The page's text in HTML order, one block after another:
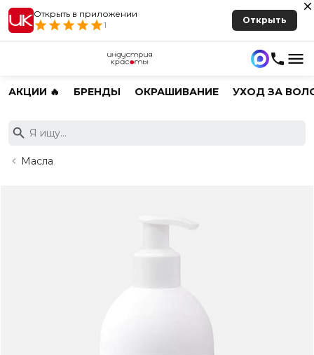
Открыть в приложении
1
Открыть
АКЦИИ 🔥 БРЕНДЫ ОКРАШИВАНИЕ УХОД ЗА
Масла